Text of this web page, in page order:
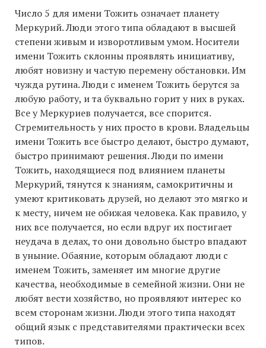
Число 5 для имени Тожить означает планету
Меркурий. Люди этого типа обладают в высшей
степени живым и изворотливым умом. Носители
имени Тожить склонны проявлять инициативу,
любят новизну и частую перемену обстановки. Им
чужда рутина. Люди с именем Тожить берутся за
любую работу, и та буквально горит у них в руках.
Все у Меркуриев получается, все спорится.
Стремительность у них просто в крови. Владельцы
имени Тожить все быстро делают, быстро думают,
быстро принимают решения. Люди по имени
Тожить, находящиеся под влиянием планеты
Меркурий, тянутся к знаниям, самокритичны и
умеют критиковать друзей, но делают это мягко и
к месту, ничем не обижая человека. Как правило, у
них все получается, но если вдруг их постигает
неудача в делах, то они довольно быстро впадают
в уныние. Обаяние, которым обладают люди с
именем Тожить, заменяет им многие другие
качества, необходимые в семейной жизни. Они не
любят вести хозяйство, но проявляют интерес ко
всем сторонам жизни. Люди этого типа находят
общий язык с представителями практически всех
типов.